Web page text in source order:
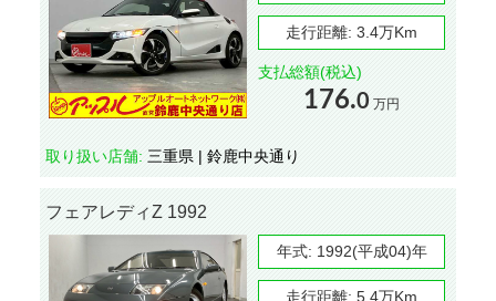
走行距離: 3.4万Km
支払総額(税込)
176.0 万円
取り扱い店舗: 三重県 | 鈴鹿中央通り
フェアレディZ 1992
年式: 1992(平成04)年
走行距離: 5.4万Km